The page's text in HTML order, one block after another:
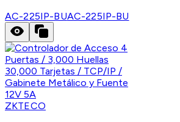
AC-225IP-BUAC-225IP-BU
ZKTECO